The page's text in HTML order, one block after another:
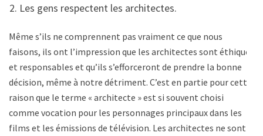
Les gens respectent les architectes.
Même s’ils ne comprennent pas vraiment ce que nous
faisons, ils ont l’impression que les architectes sont éthiques
et responsables et qu’ils s’efforceront de prendre la bonne
décision, même à notre détriment. C’est en partie pour cette
raison que le terme « architecte » est si souvent choisi
comme vocation pour les personnages principaux dans les
films et les émissions de télévision. Les architectes ne sont